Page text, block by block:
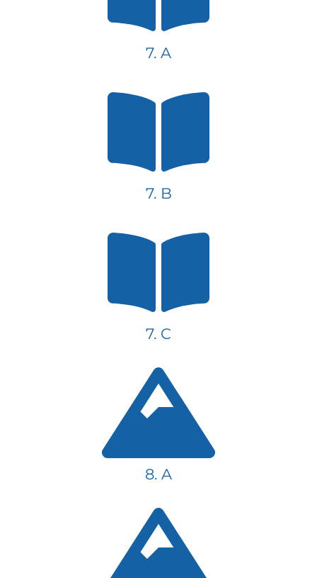
7. A
7. B
7. C
8. A